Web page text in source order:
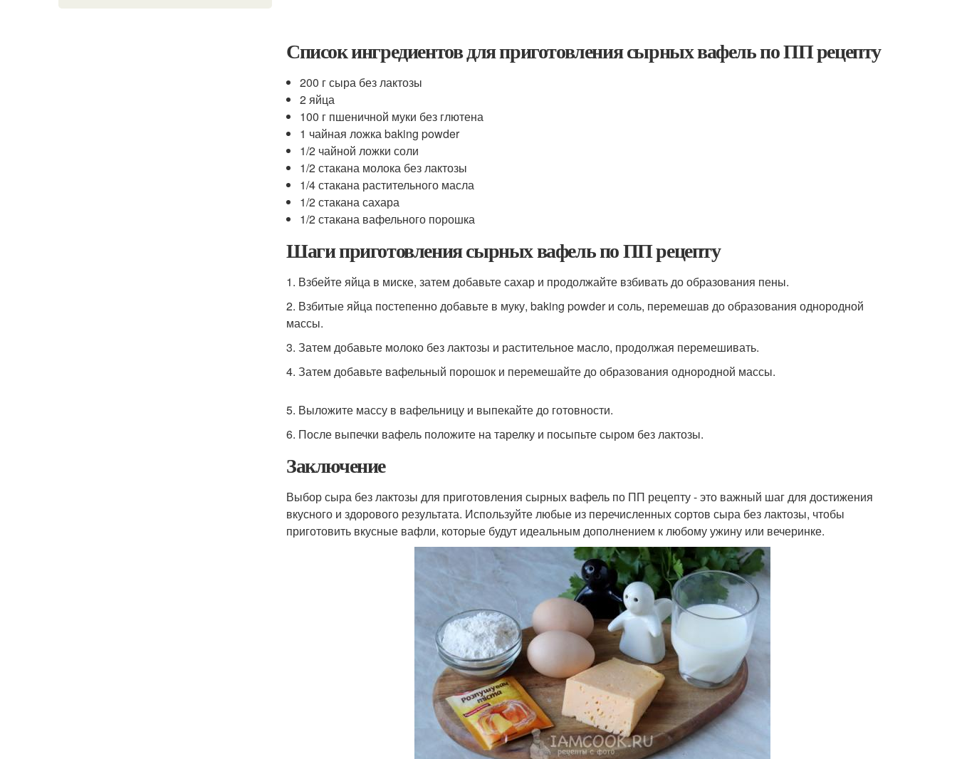
Список ингредиентов для приготовления сырных вафель по ПП рецепту
200 г сыра без лактозы
2 яйца
100 г пшеничной муки без глютена
1 чайная ложка baking powder
1/2 чайной ложки соли
1/2 стакана молока без лактозы
1/4 стакана растительного масла
1/2 стакана сахара
1/2 стакана вафельного порошка
Шаги приготовления сырных вафель по ПП рецепту
1. Взбейте яйца в миске, затем добавьте сахар и продолжайте взбивать до образования пены.
2. Взбитые яйца постепенно добавьте в муку, baking powder и соль, перемешав до образования однородной
массы.
3. Затем добавьте молоко без лактозы и растительное масло, продолжая перемешивать.
4. Затем добавьте вафельный порошок и перемешайте до образования однородной массы.
5. Выложите массу в вафельницу и выпекайте до готовности.
6. После выпечки вафель положите на тарелку и посыпьте сыром без лактозы.
Заключение
Выбор сыра без лактозы для приготовления сырных вафель по ПП рецепту - это важный шаг для достижения
вкусного и здорового результата. Используйте любые из перечисленных сортов сыра без лактозы, чтобы
приготовить вкусные вафли, которые будут идеальным дополнением к любому ужину или вечеринке.